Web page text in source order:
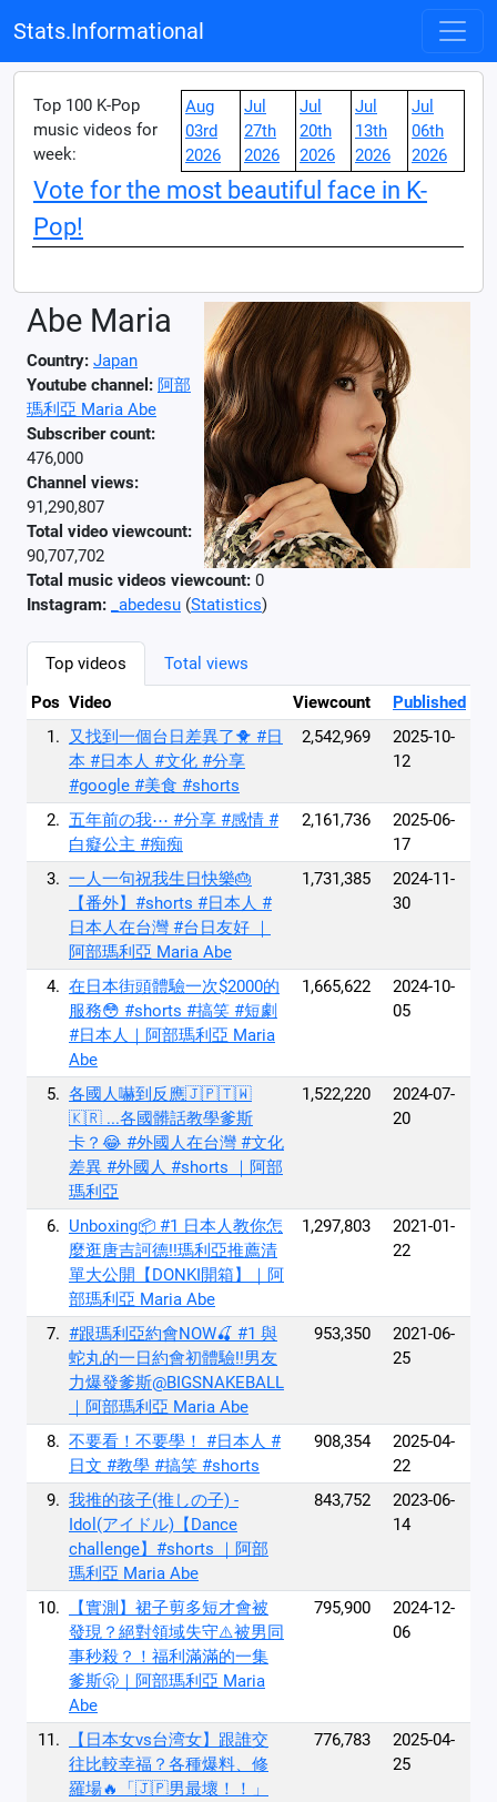
Stats.Informational
Top 100 K-Pop
music videos for
week:
Aug
03rd
2026
Jul
27th
2026
Jul
20th
2026
Jul
13th
2026
Jul
06th
2026
Vote for the most beautiful face in K-
Pop!
Abe Maria
Country: Japan
Youtube channel: 阿部
瑪利亞 Maria Abe
Subscriber count:
476,000
Channel views:
91,290,807
Total video viewcount:
90,707,702
Total music videos viewcount: 0
Instagram:
_abedesu (Statistics)
Top videos
Total views
Pos Video Viewcount
Published
1.
又找到一個台日差異了🐥 #日
本 #日本人 #文化 #分享
#google #美食 #shorts
2,542,969
2025-10-
12
2. 五年前の我⋯ #分享 #感情 #
白癡公主 #痴痴
2,161,736
2025-06-
17
3. 一人一句祝我生日快樂🎂
【番外】#shorts #日本人 #
日本人在台灣 #台日友好 ｜
阿部瑪利亞 Maria Abe
1,731,385
2024-11-
30
4. 在日本街頭體驗一次$2000的
服務😳 #shorts #搞笑 #短劇
#日本人｜阿部瑪利亞 Maria
Abe
1,665,622
2024-10-
05
5. 各國人嚇到反應🇯🇵🇹🇼
🇰🇷 ...各國髒話教學爹斯
卡？😂 #外國人在台灣 #文化
差異 #外國人 #shorts ｜阿部
瑪利亞
1,522,220
2024-07-
20
6. Unboxing📦 #1 日本人教你怎
麼逛唐吉訶德!!瑪利亞推薦清
單大公開【DONKI開箱】｜阿
部瑪利亞 Maria Abe
1,297,803
2021-01-
22
7. #跟瑪利亞約會NOW🍒 #1 與
蛇丸的一日約會初體驗!!男友
力爆發爹斯@BIGSNAKEBALL
｜阿部瑪利亞 Maria Abe
953,350
2021-06-
25
8. 不要看！不要學！ #日本人 #
日文 #教學 #搞笑 #shorts
908,354
2025-04-
22
9. 我推的孩子(推しの子) -
Idol(アイドル)【Dance
challenge】#shorts ｜阿部
瑪利亞 Maria Abe
843,752
2023-06-
14
10.
【實測】裙子剪多短才會被
發現？絕對領域失守⚠️被男同
事秒殺？！福利滿滿的一集
爹斯🫢｜阿部瑪利亞 Maria
Abe
795,900
2024-12-
06
11.
【日本女vs台湾女】跟誰交
往比較幸福？各種爆料、修
羅場🔥「🇯🇵男最壞！！」
776,783
2025-04-
25